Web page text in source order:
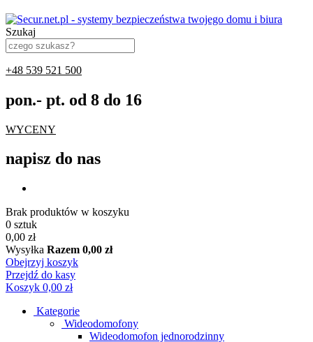
Szukaj
+48 539 521 500
pon.- pt. od 8 do 16
WYCENY
napisz do nas
Brak produktów w koszyku
0 sztuk
0,00 zł
Wysyłka Razem 0,00 zł
Obejrzyj koszyk
Przejdź do kasy
Koszyk 0,00 zł
Kategorie
Wideodomofony
Wideodomofon jednorodzinny